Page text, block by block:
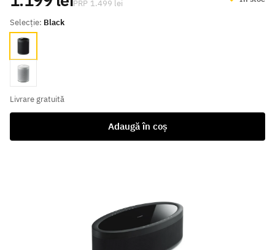
Selecție: Black
Black
White
Livrare gratuită
1.499 lei
Adaugă în coș